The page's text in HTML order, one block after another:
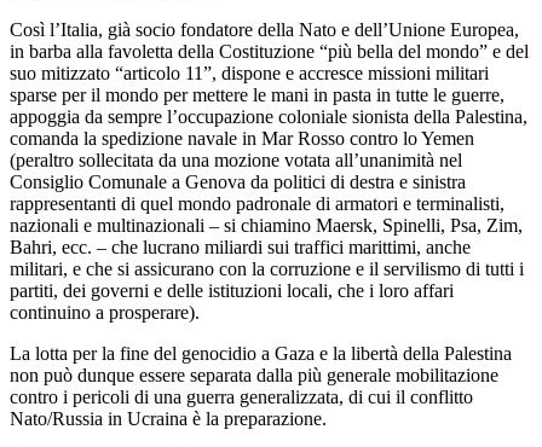
Così l’Italia, già socio fondatore della Nato e dell’Unione Europea,
in barba alla favoletta della Costituzione “più bella del mondo” e del
suo mitizzato “articolo 11”, dispone e accresce missioni militari
sparse per il mondo per mettere le mani in pasta in tutte le guerre,
appoggia da sempre l’occupazione coloniale sionista della Palestina,
comanda la spedizione navale in Mar Rosso contro lo Yemen
(peraltro sollecitata da una mozione votata all’unanimità nel
Consiglio Comunale a Genova da politici di destra e sinistra
rappresentanti di quel mondo padronale di armatori e terminalisti,
nazionali e multinazionali – si chiamino Maersk, Spinelli, Psa, Zim,
Bahri, ecc. – che lucrano miliardi sui traffici marittimi, anche
militari, e che si assicurano con la corruzione e il servilismo di tutti i
partiti, dei governi e delle istituzioni locali, che i loro affari
continuino a prosperare).
La lotta per la fine del genocidio a Gaza e la libertà della Palestina
non può dunque essere separata dalla più generale mobilitazione
contro i pericoli di una guerra generalizzata, di cui il conflitto
Nato/Russia in Ucraina è la preparazione.